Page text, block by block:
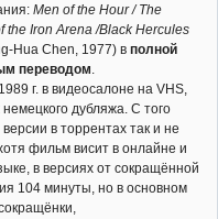
Men of the Hour / The
the Iron Arena /Black Hercules
Hua Chen, 1977) в полной
переводом.
г. в видеосалоне на VHS,
дубляжа. С того
в торрентах так и не
фильм висит в онлайне и
в версиях от сокращённой
104 минуты, но в основном